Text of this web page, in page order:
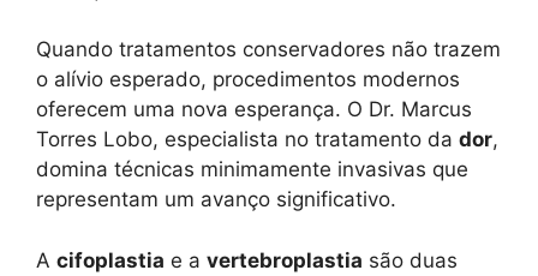
Quando tratamentos conservadores não trazem
o alívio esperado, procedimentos modernos
oferecem uma nova esperança. O Dr. Marcus
Torres Lobo, especialista no tratamento da dor,
domina técnicas minimamente invasivas que
representam um avanço significativo.
A cifoplastia e a vertebroplastia são duas